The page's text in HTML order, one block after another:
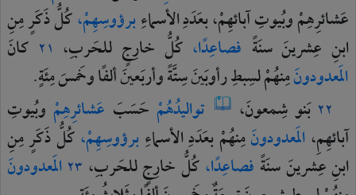
عَشائرِهِمْوبُيوتِآبائهِمْ،بعَدَدِالأسماءِبرؤوسِهِمْ،كُلُّذَكَرٍمِنِ
ابنِ عِشرينَسنَةً فصاعِدًا، كُلُّ خارِجٍ للحَربِ، ٢١ كانَ
المَعدودونَمِنهُمْلسِبطِرأوبَينَسِتَّةًوأربَعينَألفًاوخَمسَمِئَةٍ.
٢٢ بَنوشِمعونَ، تواليدُهُمْ حَسَبَ عَشائرِهِمْ وبُيوتِ
آبائهِمِ،المَعدودونَمِنهُمْبعَدَدِالأسماءِبرؤوسِهِمْ،كُلُّذَكَرٍمِنِ
ابنِعِشرينَسنَةًفصاعِدًا،كُلُّخارِجٍللحَربِ، ٢٣ المَعدودونَ